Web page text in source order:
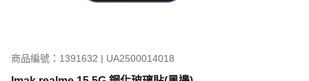
商品編號：1391632 | UA2500014018